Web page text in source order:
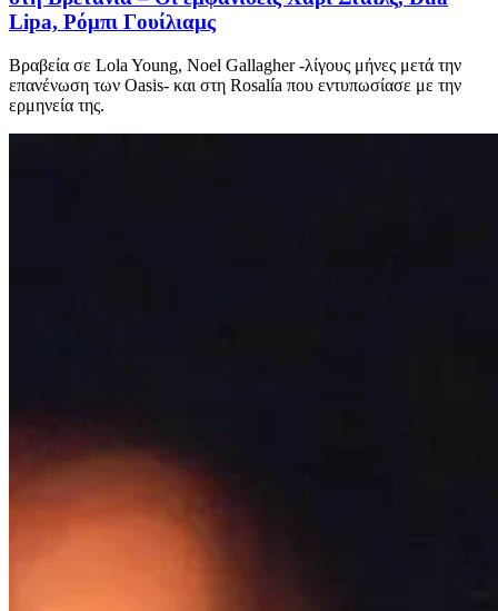
Lipa, Ρόμπι Γουίλιαμς
Βραβεία σε Lola Young, Noel Gallagher -λίγους μήνες μετά την
επανένωση των Oasis- και στη Rosalía που εντυπωσίασε με την
ερμηνεία της.